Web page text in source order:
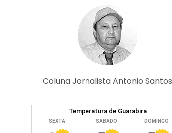
Coluna Jornalista Antonio Santos